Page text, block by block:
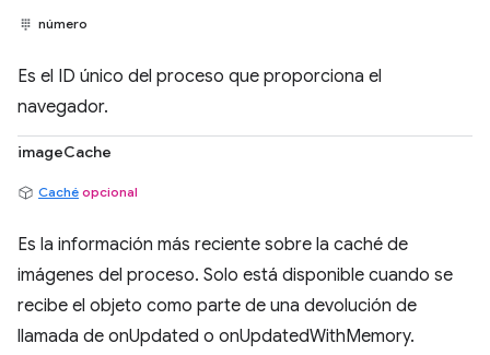
número
Es el ID único del proceso que proporciona el
navegador.
imageCache
Caché opcional
Es la información más reciente sobre la caché de
imágenes del proceso. Solo está disponible cuando se
recibe el objeto como parte de una devolución de
llamada de onUpdated o onUpdatedWithMemory.